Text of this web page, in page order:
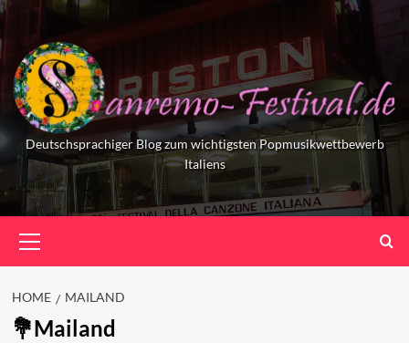
Skip
to
content
Deutschsprachiger Blog zum wichtigsten Popmusikwettbewerb
Italiens
Menu
HOME MAILAND
Mailand